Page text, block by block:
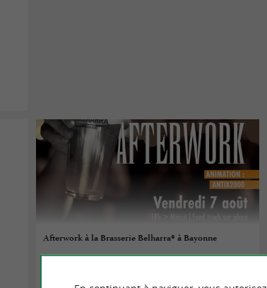
Afterwork à la Brasserie Belharra® à Bayonne